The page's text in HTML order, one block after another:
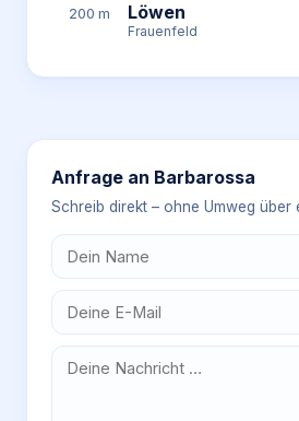
200 m Löwen
Frauenfeld
Anfrage an Barbarossa
Schreib direkt – ohne Umweg über